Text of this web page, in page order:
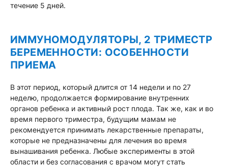
течение 5 дней.
ИММУНОМОДУЛЯТОРЫ, 2 ТРИМЕСТР
БЕРЕМЕННОСТИ: ОСОБЕННОСТИ
ПРИЕМА
В этот период, который длится от 14 недели и по 27
неделю, продолжается формирование внутренних
органов ребенка и активный рост плода. Так же, как и во
время первого триместра, будущим мамам не
рекомендуется принимать лекарственные препараты,
которые не предназначены для лечения во время
вынашивания ребенка. Любые эксперименты в этой
области и без согласования с врачом могут стать